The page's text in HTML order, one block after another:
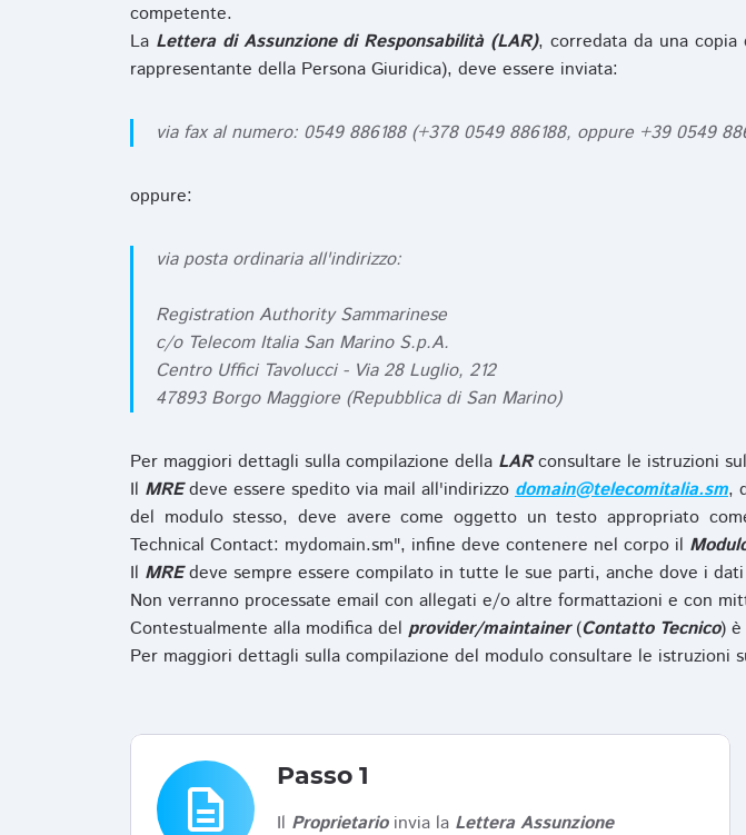
competente.
La Lettera di Assunzione di Responsabilità (LAR), corredata da una
rappresentante della Persona Giuridica), deve essere inviata:
via fax al numero: 0549 886188 (+378 0549 886188, oppure +39 0549
oppure:
via posta ordinaria all'indirizzo:
Registration Authority Sammarinese
c/o Telecom Italia San Marino S.p.A.
Centro Uffici Tavolucci - Via 28 Luglio, 212
47893 Borgo Maggiore (Repubblica di San Marino)
Per maggiori dettagli sulla compilazione della LARconsultare le istruzioni
Il MREdeve essere spedito via mail all'indirizzo domain@telecomitalia.sm,
del modulo stesso, deve avere come oggetto un testo appropriato
Technical Contact: mydomain.sm", infine deve contenere nel corpo il
Il MREdeve sempre essere compilato in tutte le sue parti, anche dove i
Non verranno processate email con allegati e/o altre formattazioni e con
Contestualmente alla modifica del provider/maintainer(Contatto Tecnico)
Per maggiori dettagli sulla compilazione del modulo consultare le istruzioni
description
Passo 1
Il Proprietarioinvia la Lettera Assunzione